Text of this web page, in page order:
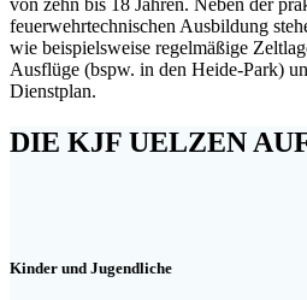
feuerwehrtechnischen Ausbildung
wie beispielsweise regelmäßige
Ausflüge (bspw. in den Heide-Park)
Dienstplan.
DIE KJF UELZEN
Kinder und Jugendliche